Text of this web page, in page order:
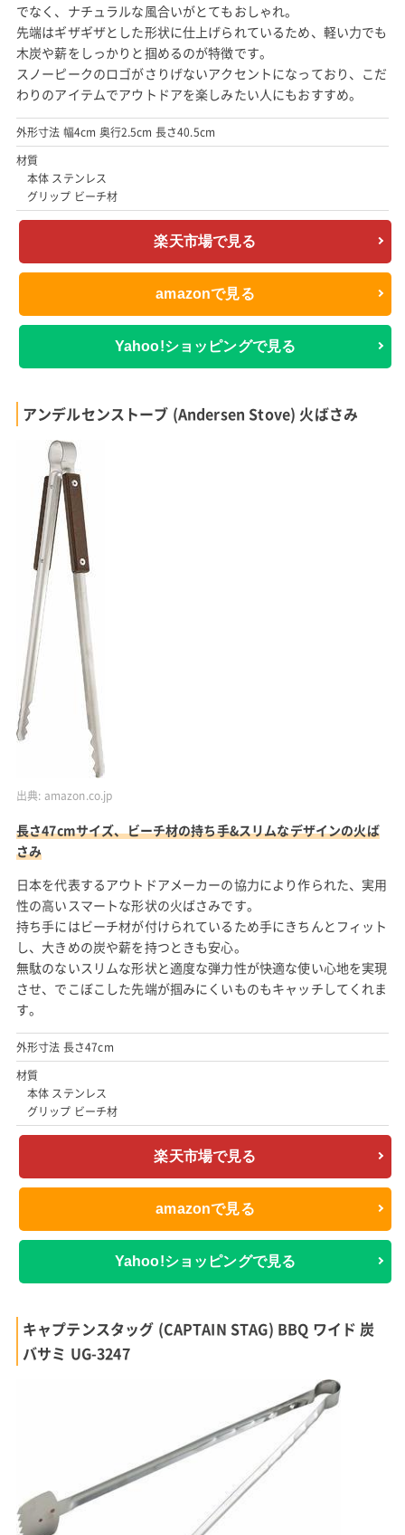
でなく、ナチュラルな風合いがとてもおしゃれ。
先端はギザギザとした形状に仕上げられているため、軽い力でも
木炭や薪をしっかりと掴めるのが特徴です。
スノーピークのロゴがさりげないアクセントになっており、こだ
わりのアイテムでアウトドアを楽しみたい人にもおすすめ。
外形寸法 幅4cm 奥行2.5cm 長さ40.5cm
材質
本体 ステンレス
グリップ ビーチ材
楽天市場で見る
amazonで見る
Yahoo!ショッピングで見る
アンデルセンストーブ (Andersen Stove) 火ばさみ
出典: amazon.co.jp
長さ47cmサイズ、ビーチ材の持ち手&スリムなデザインの火ば
さみ
日本を代表するアウトドアメーカーの協力により作られた、実用
性の高いスマートな形状の火ばさみです。
持ち手にはビーチ材が付けられているため手にきちんとフィット
し、大きめの炭や薪を持つときも安心。
無駄のないスリムな形状と適度な弾力性が快適な使い心地を実現
させ、でこぼこした先端が掴みにくいものもキャッチしてくれま
す。
外形寸法 長さ47cm
材質
本体 ステンレス
グリップ ビーチ材
楽天市場で見る
amazonで見る
Yahoo!ショッピングで見る
キャプテンスタッグ (CAPTAIN STAG) BBQ ワイド 炭
バサミ UG-3247